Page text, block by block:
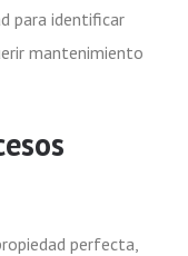
para identificar
mantenimiento
perfecta,